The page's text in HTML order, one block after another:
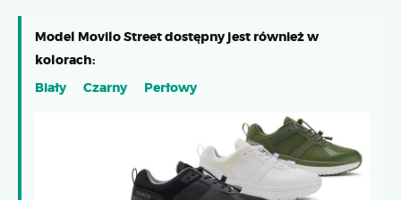
Model Movilo Street dostępny jest również w
kolorach:
Biały
Czarny Perłowy